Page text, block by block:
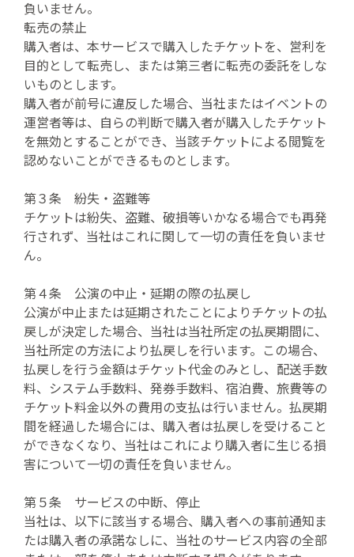
負いません。
転売の禁止
購入者は、本サービスで購入したチケットを、営利を
目的として転売し、または第三者に転売の委託をしな
いものとします。
購入者が前号に違反した場合、当社またはイベントの
運営者等は、自らの判断で購入者が購入したチケット
を無効とすることができ、当該チケットによる閲覧を
認めないことができるものとします。
第３条 紛失・盗難等
チケットは紛失、盗難、破損等いかなる場合でも再発
行されず、当社はこれに関して一切の責任を負いませ
ん。
第４条 公演の中止・延期の際の払戻し
公演が中止または延期されたことによりチケットの払
戻しが決定した場合、当社は当社所定の払戻期間に、
当社所定の方法により払戻しを行います。この場合、
払戻しを行う金額はチケット代金のみとし、配送手数
料、システム手数料、発券手数料、宿泊費、旅費等の
チケット料金以外の費用の支払は行いません。払戻期
間を経過した場合には、購入者は払戻しを受けること
ができなくなり、当社はこれにより購入者に生じる損
害について一切の責任を負いません。
第５条 サービスの中断、停止
当社は、以下に該当する場合、購入者への事前通知ま
たは購入者の承諾なしに、当社のサービス内容の全部